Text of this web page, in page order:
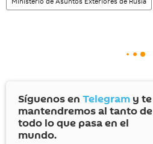
Síguenos en Telegram y te
mantendremos al tanto de
todo lo que pasa en el
mundo.